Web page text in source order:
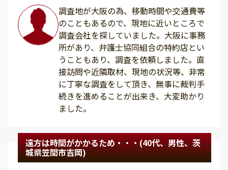
調査地が大阪の為、移動時間や交通費等
のこともあるので、現地に近いところで
調査会社を探していました。大阪に事務
所があり、弁護士協同組合の特約店とい
うこともあり、調査を依頼しました。直
接訪問や近隣取材、現地の状況等、非常
に丁寧な調査をして頂き、無事に裁判手
続きを進めることが出来き、大変助かり
ました。
遠方は時間がかかるため・・・(40代、男性、茨
城県笠間市吉岡)